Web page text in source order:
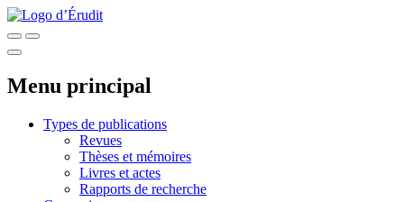
Menu principal
Types de publications
Revues
Thèses et mémoires
Livres et actes
Rapports de recherche